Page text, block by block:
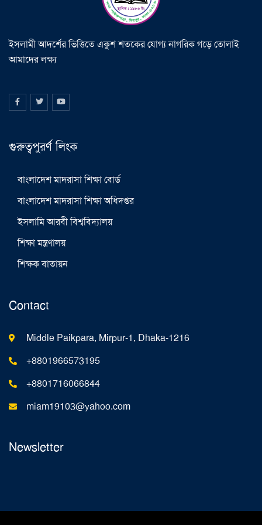
ইসলামী আদর্শের ভিত্তিতে একুশ শতকের যোগ্য নাগরিক গড়ে তোলাই
আমাদের লক্ষ্য
গুরুত্বপুরর্ণ লিংক
বাংলাদেশ মাদরাসা শিক্ষা বোর্ড
বাংলাদেশ মাদরাসা শিক্ষা অধিদপ্তর
ইসলামি আরবী বিশ্ববিদ্যালয়
শিক্ষা মন্ত্রণালয়
শিক্ষক বাতায়ন
Contact
Middle Paikpara, Mirpur-1, Dhaka-1216
+8801966573195
+8801716066844
miam19103@yahoo.com
Newsletter